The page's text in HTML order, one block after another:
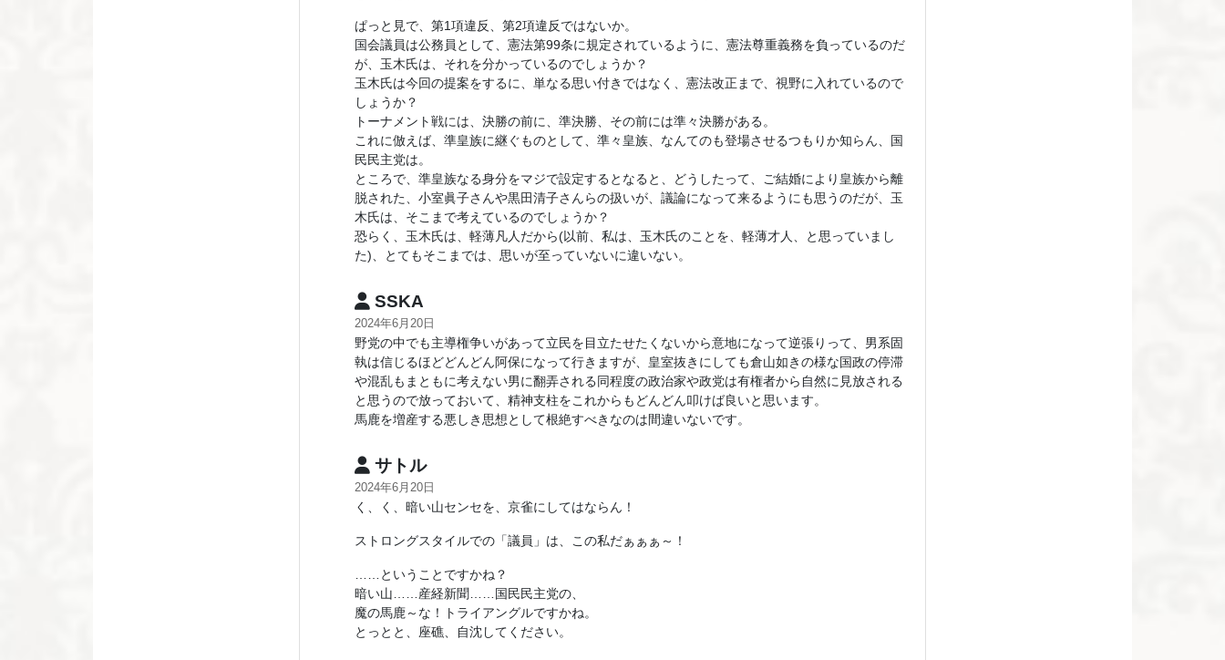
ぱっと見で、第1項違反、第2項違反ではないか。
国会議員は公務員として、憲法第99条に規定されているように、憲法尊重義務を負っているのだ
が、玉木氏は、それを分かっているのでしょうか？
玉木氏は今回の提案をするに、単なる思い付きではなく、憲法改正まで、視野に入れているので
しょうか？
トーナメント戦には、決勝の前に、準決勝、その前には準々決勝がある。
これに倣えば、準皇族に継ぐものとして、準々皇族、なんてのも登場させるつもりか知らん、国
民民主党は。
ところで、準皇族なる身分をマジで設定するとなると、どうしたって、ご結婚により皇族から離
脱された、小室眞子さんや黒田清子さんらの扱いが、議論になって来るようにも思うのだが、玉
木氏は、そこまで考えているのでしょうか？
恐らく、玉木氏は、軽薄凡人だから(以前、私は、玉木氏のことを、軽薄才人、と思っていまし
た)、とてもそこまでは、思いが至っていないに違いない。
SSKA
2024年6月20日
野党の中でも主導権争いがあって立民を目立たせたくないから意地になって逆張りって、男系固
執は信じるほどどんどん阿保になって行きますが、皇室抜きにしても倉山如きの様な国政の停滞
や混乱もまともに考えない男に翻弄される同程度の政治家や政党は有権者から自然に見放される
と思うので放っておいて、精神支柱をこれからもどんどん叩けば良いと思います。
馬鹿を増産する悪しき思想として根絶すべきなのは間違いないです。
サトル
2024年6月20日
く、く、暗い山センセを、京雀にしてはならん！
ストロングスタイルでの「議員」は、この私だぁぁぁ～！
……ということですかね？
暗い山……産経新聞……国民民主党の、
魔の馬鹿～な！トライアングルですかね。
とっとと、座礁、自沈してください。